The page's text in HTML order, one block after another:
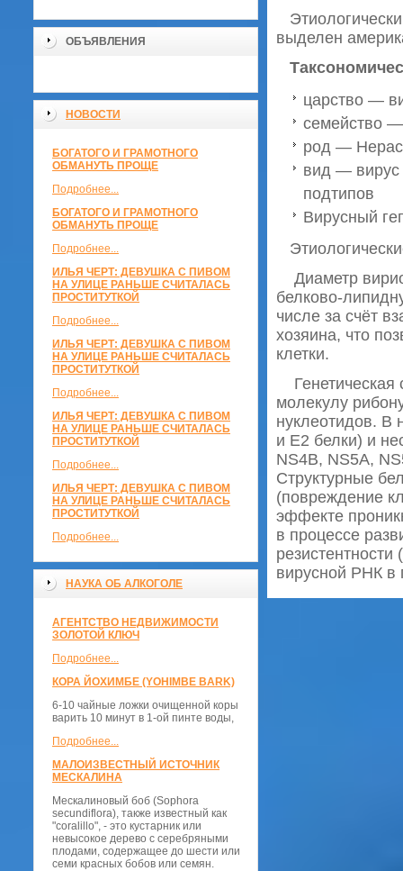
ОБЪЯВЛЕНИЯ
НОВОСТИ
БОГАТОГО И ГРАМОТНОГО
ОБМАНУТЬ ПРОЩЕ
Подробнее...
БОГАТОГО И ГРАМОТНОГО
ОБМАНУТЬ ПРОЩЕ
Подробнее...
ИЛЬЯ ЧЕРТ: ДЕВУШКА С ПИВОМ
НА УЛИЦЕ РАНЬШЕ СЧИТАЛАСЬ
ПРОСТИТУТКОЙ
Подробнее...
ИЛЬЯ ЧЕРТ: ДЕВУШКА С ПИВОМ
НА УЛИЦЕ РАНЬШЕ СЧИТАЛАСЬ
ПРОСТИТУТКОЙ
Подробнее...
ИЛЬЯ ЧЕРТ: ДЕВУШКА С ПИВОМ
НА УЛИЦЕ РАНЬШЕ СЧИТАЛАСЬ
ПРОСТИТУТКОЙ
Подробнее...
ИЛЬЯ ЧЕРТ: ДЕВУШКА С ПИВОМ
НА УЛИЦЕ РАНЬШЕ СЧИТАЛАСЬ
ПРОСТИТУТКОЙ
Подробнее...
НАУКА ОБ АЛКОГОЛЕ
АГЕНТСТВО НЕДВИЖИМОСТИ
ЗОЛОТОЙ КЛЮЧ
Подробнее...
КОРА ЙОХИМБЕ (YOHIMBE BARK)
6-10 чайные ложки очищенной коры
варить 10 минут в 1-ой пинте воды,
Подробнее...
МАЛОИЗВЕСТНЫЙ ИСТОЧНИК
МЕСКАЛИНА
Мескалиновый боб (Sophora
secundiflora), также известный как
"coralillo", - это кустарник или
невысокое дерево с серебряными
плодами, содержащее до шести или
семи красных бобов или семян.
выделен
царство —
семейство
род —
вид — вирус
подтипов
Вирусный
Диаметр
белково-
числе за счёт
хозяина, что
клетки.
Генетическая
молекулу
нуклеотидов.
и Е2 белки) и
NS4B, NS5A,
Структурные
(повреждение
эффекте
в процессе
вирусной РНК в